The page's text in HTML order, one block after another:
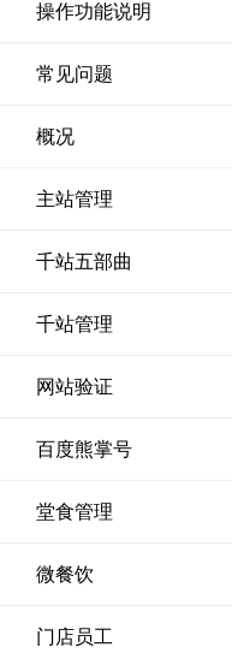
操作功能说明
常见问题
概况
主站管理
千站五部曲
千站管理
网站验证
百度熊掌号
堂食管理
微餐饮
门店员工